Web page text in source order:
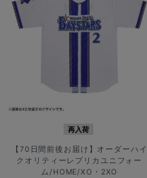
再入荷
【70日間前後お届け】オーダーハイ
クオリティーレプリカユニフォー
ム/HOME/XO・2XO